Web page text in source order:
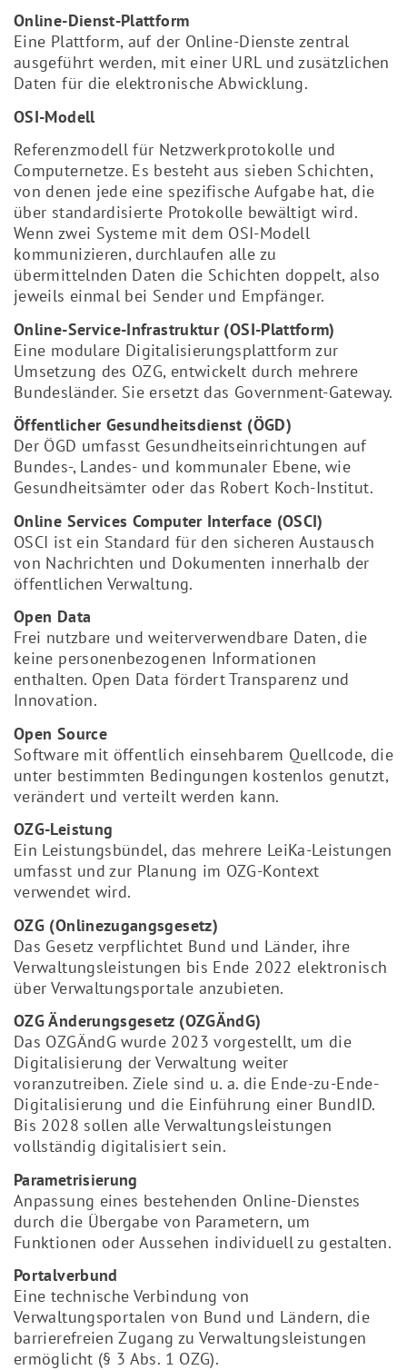
Online-Dienst-Plattform
Eine Plattform, auf der Online-Dienste zentral
ausgeführt werden, mit einer URL und zusätzlichen
Daten für die elektronische Abwicklung.
OSI-Modell
Referenzmodell für Netzwerkprotokolle und
Computernetze. Es besteht aus sieben Schichten,
von denen jede eine spezifische Aufgabe hat, die
über standardisierte Protokolle bewältigt wird.
Wenn zwei Systeme mit dem OSI-Modell
kommunizieren, durchlaufen alle zu
übermittelnden Daten die Schichten doppelt, also
jeweils einmal bei Sender und Empfänger.
Online-Service-Infrastruktur (OSI-Plattform)
Eine modulare Digitalisierungsplattform zur
Umsetzung des OZG, entwickelt durch mehrere
Bundesländer. Sie ersetzt das Government-Gateway.
Öffentlicher Gesundheitsdienst (ÖGD)
Der ÖGD umfasst Gesundheitseinrichtungen auf
Bundes-, Landes- und kommunaler Ebene, wie
Gesundheitsämter oder das Robert Koch-Institut.
Online Services Computer Interface (OSCI)
OSCI ist ein Standard für den sicheren Austausch
von Nachrichten und Dokumenten innerhalb der
öffentlichen Verwaltung.
Open Data
Frei nutzbare und weiterverwendbare Daten, die
keine personenbezogenen Informationen
enthalten. Open Data fördert Transparenz und
Innovation.
Open Source
Software mit öffentlich einsehbarem Quellcode, die
unter bestimmten Bedingungen kostenlos genutzt,
verändert und verteilt werden kann.
OZG-Leistung
Ein Leistungsbündel, das mehrere LeiKa-Leistungen
umfasst und zur Planung im OZG-Kontext
verwendet wird.
OZG (Onlinezugangsgesetz)
Das Gesetz verpflichtet Bund und Länder, ihre
Verwaltungsleistungen bis Ende 2022 elektronisch
über Verwaltungsportale anzubieten.
OZG Änderungsgesetz (OZGÄndG)
Das OZGÄndG wurde 2023 vorgestellt, um die
Digitalisierung der Verwaltung weiter
voranzutreiben. Ziele sind u. a. die Ende-zu-Ende-
Digitalisierung und die Einführung einer BundID.
Bis 2028 sollen alle Verwaltungsleistungen
vollständig digitalisiert sein.
Parametrisierung
Anpassung eines bestehenden Online-Dienstes
durch die Übergabe von Parametern, um
Funktionen oder Aussehen individuell zu gestalten.
Portalverbund
Eine technische Verbindung von
Verwaltungsportalen von Bund und Ländern, die
barrierefreien Zugang zu Verwaltungsleistungen
ermöglicht (§ 3 Abs. 1 OZG).